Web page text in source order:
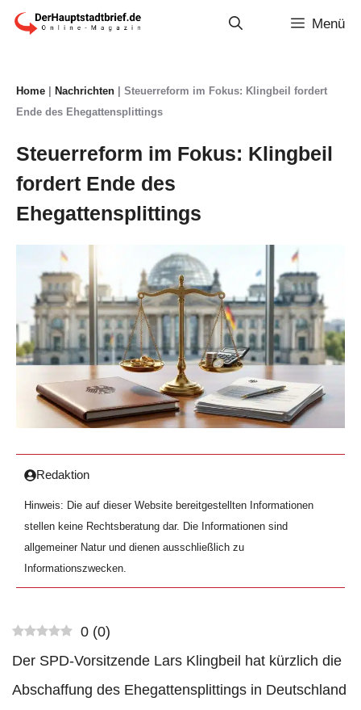
Zum
Menü
Home Nachrichten
Steuerreform im Fokus: Klingbeil fordert
Ende des Ehegattensplittings
Steuerreform im Fokus: Klingbeil
fordert Ende des
Ehegattensplittings
Redaktion
Hinweis: Die auf dieser Website bereitgestellten Informationen
stellen keine Rechtsberatung dar. Die Informationen sind
allgemeiner Natur und dienen ausschließlich zu
Informationszwecken.
0 (0)
Der SPD-Vorsitzende Lars Klingbeil hat kürzlich die
Abschaffung des Ehegattensplittings in Deutschland